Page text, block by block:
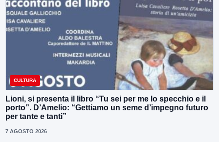
CULTURA
Lioni, si presenta il libro “Tu sei per me lo specchio e il
porto”. D’Amelio: “Gettiamo un seme d’impegno futuro
per tante e tanti”
7 AGOSTO 2026